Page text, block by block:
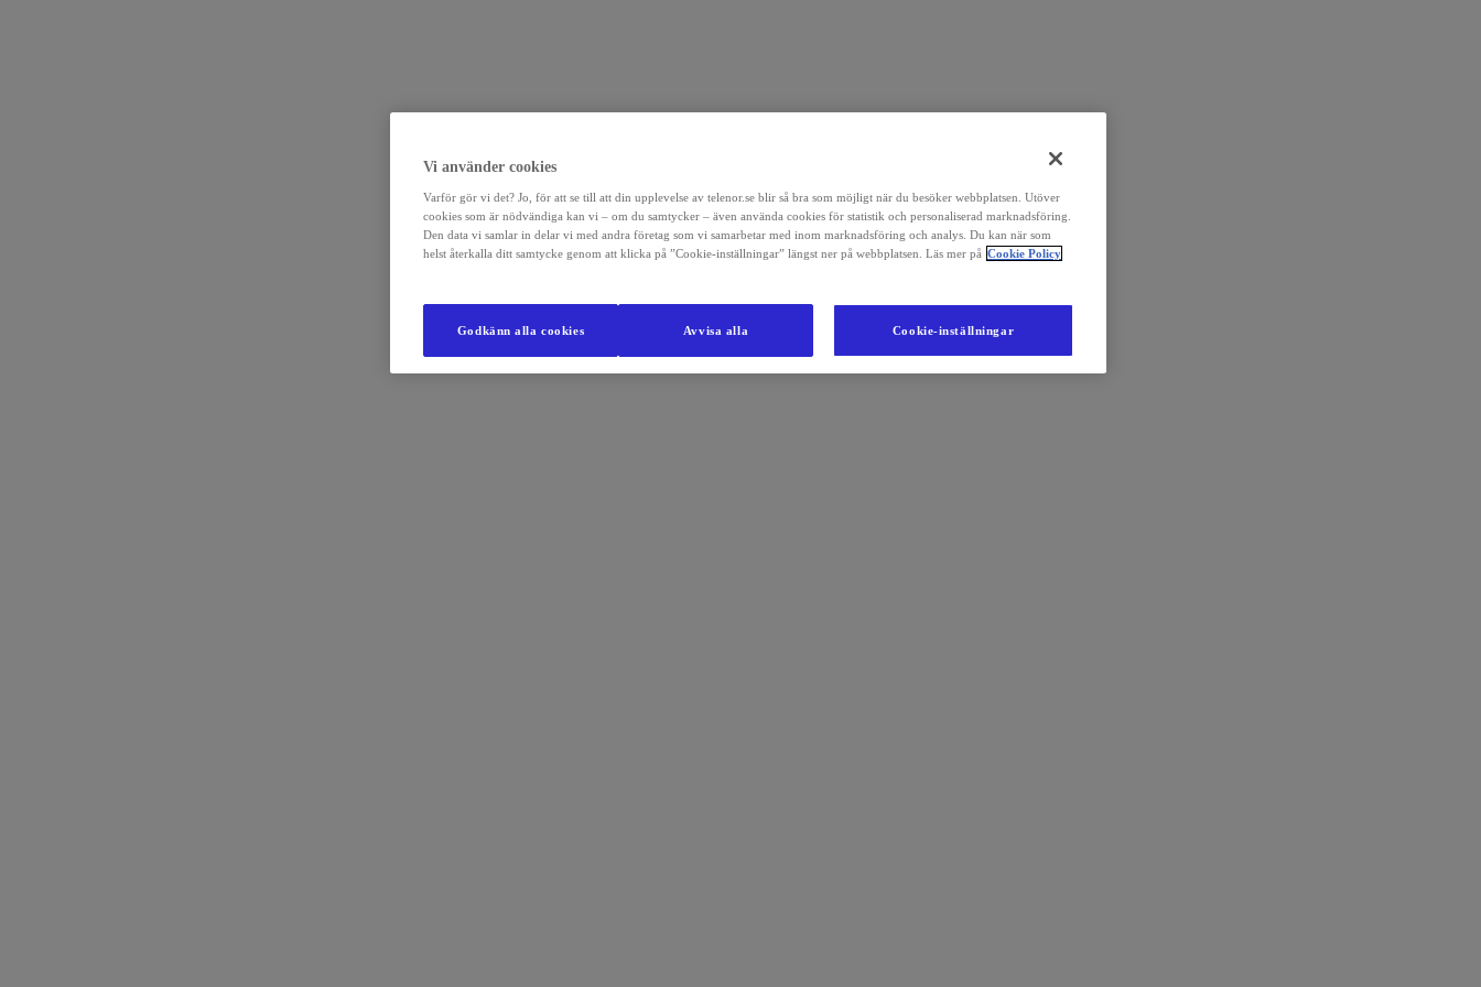
Vi använder cookies
Varför gör vi det? Jo, för att se till att din upplevelse av telenor.se blir så bra som möjligt när du besöker webbplatsen. Utöver
cookies som är nödvändiga kan vi – om du samtycker – även använda cookies för statistik och personaliserad marknadsföring.
Den data vi samlar in delar vi med andra företag som vi samarbetar med inom marknadsföring och analys. Du kan när som
helst återkalla ditt samtycke genom att klicka på ”Cookie-inställningar” längst ner på webbplatsen. Läs mer på Cookie Policy
Cookie-inställningar
Avvisa alla
Godkänn alla cookies